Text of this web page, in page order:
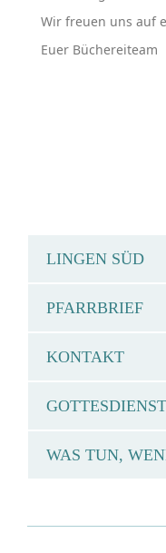
Wir freuen uns auf
Euer Büchereiteam
LINGEN SÜD
PFARRBRIEF
KONTAKT
WAS TUN,